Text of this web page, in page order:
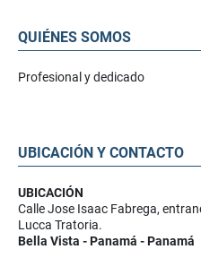
QUIÉNES SOMOS
Profesional y dedicado
UBICACIÓN Y CONTACTO
UBICACIÓN
Calle Jose Isaac Fabrega,
Lucca Tratoria.
Bella Vista - Panamá - Panamá